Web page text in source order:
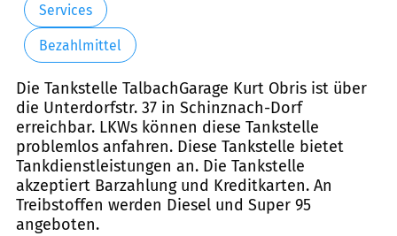
Services
Bezahlmittel
Die Tankstelle TalbachGarage Kurt Obris ist über
die Unterdorfstr. 37 in Schinznach-Dorf
erreichbar. LKWs können diese Tankstelle
problemlos anfahren. Diese Tankstelle bietet
Tankdienstleistungen an. Die Tankstelle
akzeptiert Barzahlung und Kreditkarten. An
Treibstoffen werden Diesel und Super 95
angeboten.